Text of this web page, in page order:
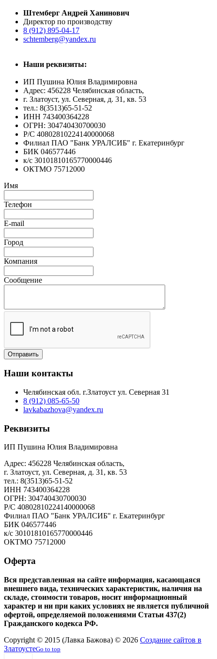
Штемберг Андрей Ханинович
Директор по производству
8 (912) 895-04-17
schtemberg@yandex.ru
Наши реквизиты:
ИП Пушина Юлия Владимировна
Адрес: 456228 Челябинская область,
г. Златоуст, ул. Северная, д. 31, кв. 53
тел.: 8(3513)65-51-52
ИНН 743400364228
ОГРН: 304740430700030
Р/С 40802810224140000068
Филиал ПАО "Банк УРАЛСИБ" г. Екатеринбург
БИК 046577446
к/с 30101810165770000446
ОКТМО 75712000
Имя
Телефон
E-mail
Город
Компания
Сообщение
Наши контакты
Челябинская обл. г.Златоуст ул. Северная 31
8 (912) 085-65-50
lavkabazhova@yandex.ru
Реквизиты
ИП Пушина Юлия Владимировна
Адрес: 456228 Челябинская область,
г. Златоуст, ул. Северная, д. 31, кв. 53
тел.: 8(3513)65-51-52
ИНН 743400364228
ОГРН: 304740430700030
Р/С 40802810224140000068
Филиал ПАО "Банк УРАЛСИБ" г. Екатеринбург
БИК 046577446
к/с 30101810165770000446
ОКТМО 75712000
Оферта
Вся представленная на сайте информация, касающаяся
внешнего вида, технических характеристик, наличия на
складе, стоимости товаров, носит информационный
характер и ни при каких условиях не является публичной
офертой, определяемой положениями Статьи 437(2)
Гражданского кодекса РФ.
Copyright © 2015 (Лавка Бажова) © 2026 Создание сайтов в
ЗлатоустеGo to top